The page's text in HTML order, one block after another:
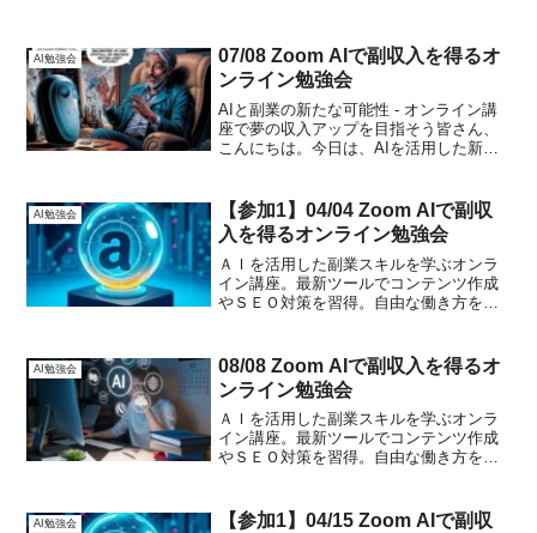
AI勉強会
07/08 Zoom AIで副収入を得るオ
ンライン勉強会
AIと副業の新たな可能性 - オンライン講
座で夢の収入アップを目指そう皆さん、
こんにちは。今日は、AIを活用した新し
しい昨今、私たちの生活や仕事のあり方
も大きく変わりつ...
AI勉強会
【参加1】04/04 Zoom AIで副収
入を得るオンライン勉強会
ＡＩを活用した副業スキルを学ぶオンラ
イン講座。最新ツールでコンテンツ作成
やＳＥＯ対策を習得。自由な働き方を目
AI勉強会
08/08 Zoom AIで副収入を得るオ
ンライン勉強会
ＡＩを活用した副業スキルを学ぶオンラ
イン講座。最新ツールでコンテンツ作成
やＳＥＯ対策を習得。自由な働き方を目
AI勉強会
【参加1】04/15 Zoom AIで副収